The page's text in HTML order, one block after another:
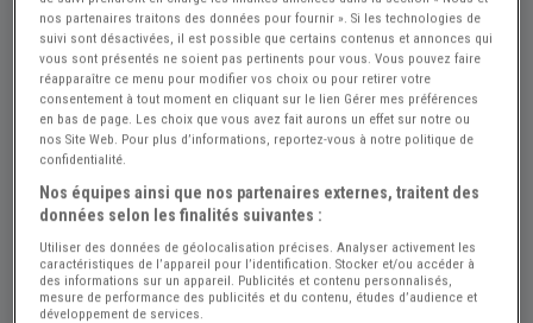
Rassemblement au port de Morlaix (RDV Mensuel)
dim. 02 aôut 2026
Place Edmond Puyo
29600 MORLAIX
Voir sur la carte
nos partenaires traitons des données pour fournir ». Si les technologies de
suivi sont désactivées, il est possible que certains contenus et annonces qui
vous sont présentés ne soient pas pertinents pour vous. Vous pouvez faire
réapparaître ce menu pour modifier vos choix ou pour retirer votre
consentement à tout moment en cliquant sur le lien Gérer mes préférences
en bas de page. Les choix que vous avez fait aurons un effet sur notre ou
nos Site Web. Pour plus d’informations, reportez-vous à notre politique de
confidentialité.
Nos équipes ainsi que nos partenaires externes, traitent des
données selon les finalités suivantes :
Utiliser des données de géolocalisation précises. Analyser activement les
caractéristiques de l’appareil pour l’identification. Stocker et/ou accéder à
des informations sur un appareil. Publicités et contenu personnalisés,
mesure de performance des publicités et du contenu, études d’audience et
développement de services.